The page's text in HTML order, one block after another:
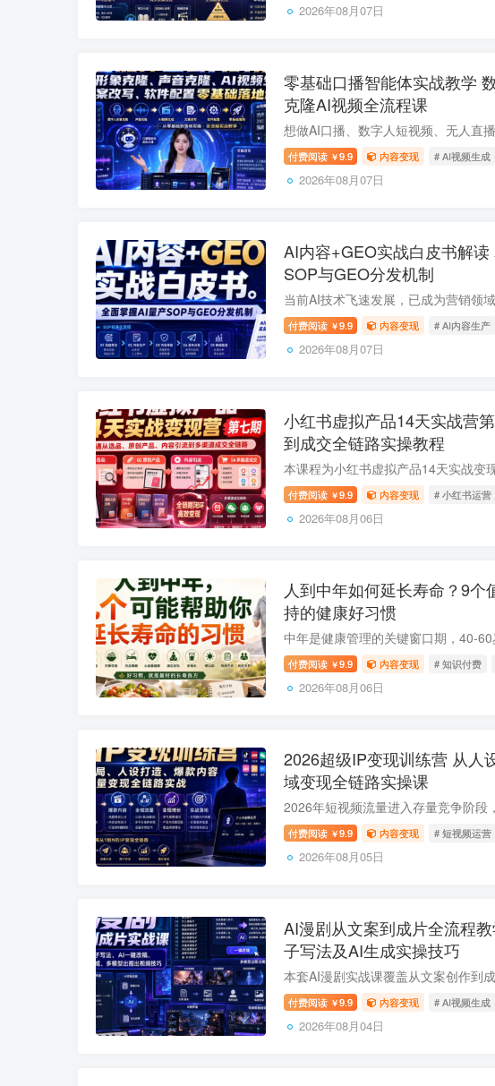
2026年08月07日
零基础口播智能体实战教学
克隆AI视频全流程课
付费阅读 ￥9.9 内容变现 # AI视频生成
2026年08月07日
AI内容+GEO实战白皮书解
SOP与GEO分发机制
付费阅读 ￥9.9 内容变现 # AI内容生产
2026年08月07日
小红书虚拟产品14天实战营
到成交全链路实操教程
付费阅读 ￥9.9 内容变现 # 小红书运营
2026年08月06日
人到中年如何延长寿命？9个
持的健康好习惯
付费阅读 ￥9.9 内容变现 # 知识付费
2026年08月06日
2026超级IP变现训练营 从人
域变现全链路实操课
付费阅读 ￥9.9 内容变现 # 短视频运营
2026年08月05日
AI漫剧从文案到成片全流程
子写法及AI生成实操技巧
付费阅读 ￥9.9 内容变现 # AI视频生成
2026年08月04日